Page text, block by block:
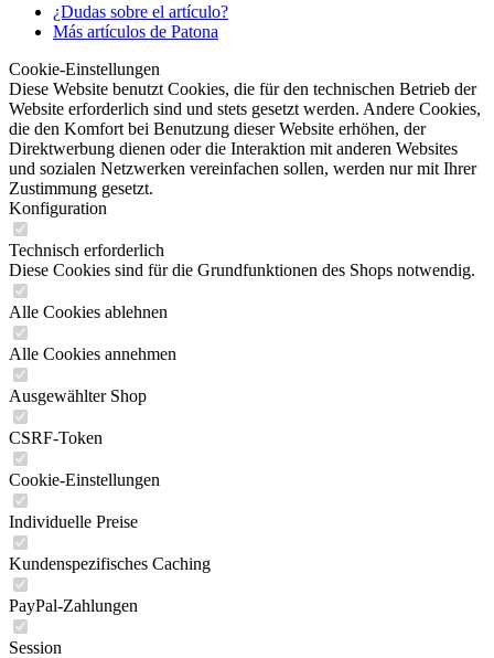
¿Dudas sobre el artículo?
Más artículos de Patona
Cookie-Einstellungen
Diese Website benutzt Cookies, die für den technischen Betrieb der
Website erforderlich sind und stets gesetzt werden. Andere Cookies,
die den Komfort bei Benutzung dieser Website erhöhen, der
Direktwerbung dienen oder die Interaktion mit anderen Websites
und sozialen Netzwerken vereinfachen sollen, werden nur mit Ihrer
Zustimmung gesetzt.
Konfiguration
Technisch erforderlich
Diese Cookies sind für die Grundfunktionen des Shops notwendig.
Alle Cookies ablehnen
Alle Cookies annehmen
Ausgewählter Shop
CSRF-Token
Cookie-Einstellungen
Individuelle Preise
Kundenspezifisches Caching
PayPal-Zahlungen
Session